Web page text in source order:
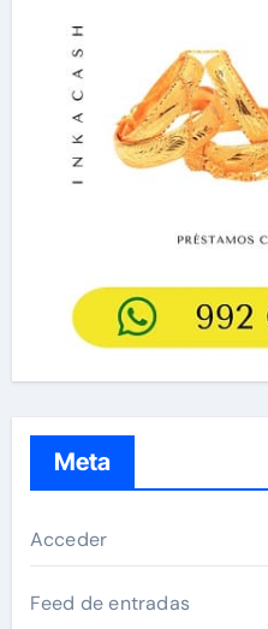
Meta
Acceder
Feed de entradas